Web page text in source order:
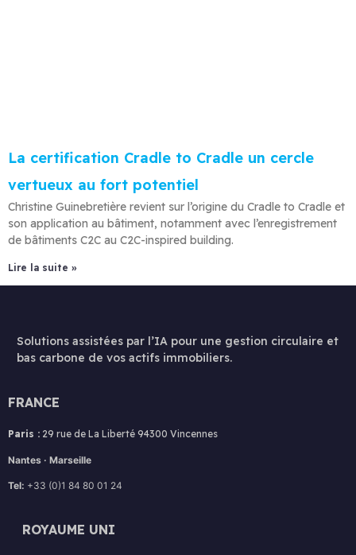
La certification Cradle to Cradle un cercle
vertueux au fort potentiel
Christine Guinebretière revient sur l’origine du Cradle to Cradle et
son application au bâtiment, notamment avec l’enregistrement
de bâtiments C2C au C2C-inspired building.
Lire la suite »
Solutions assistées par l’IA pour une gestion circulaire et
bas carbone de vos actifs immobiliers.
FRANCE
Paris : 29 rue de La Liberté 94300 Vincennes
Nantes · Marseille
Tel: +33 (0)1 84 80 01 24
ROYAUME UNI